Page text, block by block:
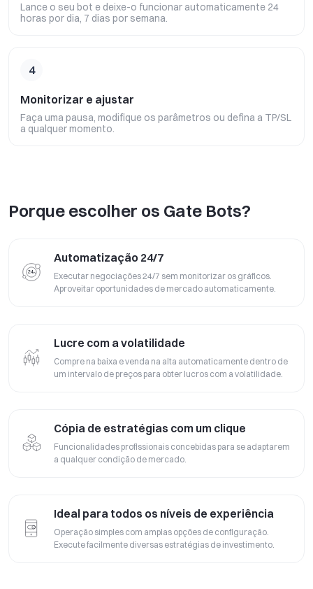
Lance o seu bot e deixe-o funcionar automaticamente 24
horas por dia, 7 dias por semana.
4
Monitorizar e ajustar
Faça uma pausa, modifique os parâmetros ou defina a TP/SL
a qualquer momento.
Porque escolher os Gate Bots?
Automatização 24/7
Executar negociações 24/7 sem monitorizar os gráficos.
Aproveitar oportunidades de mercado automaticamente.
Lucre com a volatilidade
Compre na baixa e venda na alta automaticamente dentro de
um intervalo de preços para obter lucros com a volatilidade.
Cópia de estratégias com um clique
Funcionalidades profissionais concebidas para se adaptarem
a qualquer condição de mercado.
Ideal para todos os níveis de experiência
Operação simples com amplas opções de configuração.
Execute facilmente diversas estratégias de investimento.